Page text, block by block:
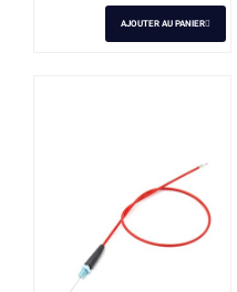
AJOUTER AU PANIER